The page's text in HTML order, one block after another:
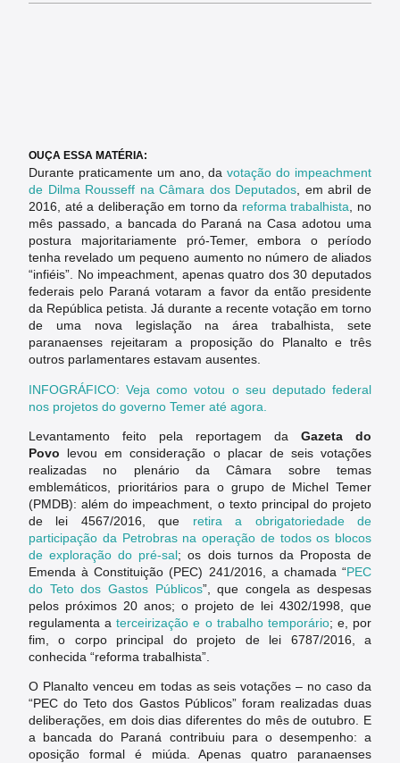
OUÇA ESSA MATÉRIA:
Durante praticamente um ano, da votação do impeachment
de Dilma Rousseff na Câmara dos Deputados , em abril de
2016, até a deliberação em torno da reforma trabalhista , no
mês passado, a bancada do Paraná na Casa adotou uma
postura majoritariamente pró-Temer, embora o período
tenha revelado um pequeno aumento no número de aliados
“infiéis”. No impeachment, apenas quatro dos 30 deputados
federais pelo Paraná votaram a favor da então presidente
da República petista. Já durante a recente votação em torno
de uma nova legislação na área trabalhista, sete
paranaenses rejeitaram a proposição do Planalto e três
outros parlamentares estavam ausentes.
INFOGRÁFICO: Veja como votou o seu deputado federal
nos projetos do governo Temer até agora.
Levantamento feito pela reportagem da Gazeta do
Povo levou em consideração o placar de seis votações
realizadas no plenário da Câmara sobre temas
emblemáticos, prioritários para o grupo de Michel Temer
(PMDB): além do impeachment, o texto principal do projeto
de lei 4567/2016, que retira a obrigatoriedade de
participação da Petrobras na operação de todos os blocos
de exploração do pré-sal; os dois turnos da Proposta de
Emenda à Constituição (PEC) 241/2016, a chamada “PEC
do Teto dos Gastos Públicos”, que congela as despesas
pelos próximos 20 anos; o projeto de lei 4302/1998, que
regulamenta a terceirização e o trabalho temporário; e, por
fim, o corpo principal do projeto de lei 6787/2016, a
conhecida “reforma trabalhista”.
O Planalto venceu em todas as seis votações – no caso da
“PEC do Teto dos Gastos Públicos” foram realizadas duas
deliberações, em dois dias diferentes do mês de outubro. E
a bancada do Paraná contribuiu para o desempenho: a
oposição formal é miúda. Apenas quatro paranaenses